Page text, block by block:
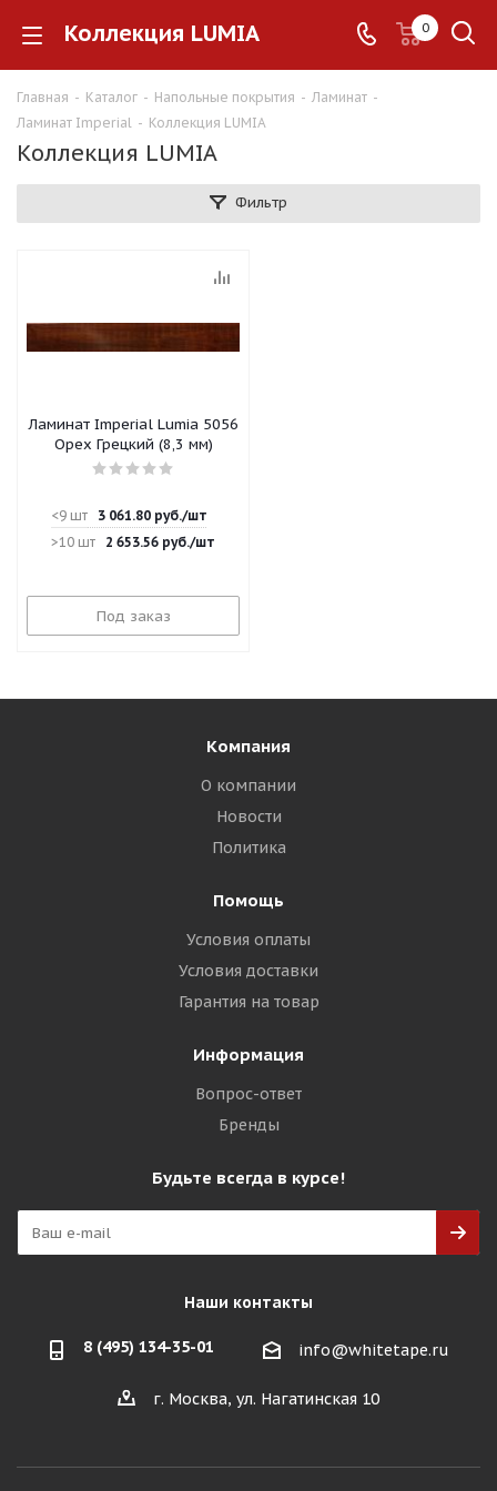
Коллекция LUMIA 0
Главная - Каталог - Напольные покрытия - Ламинат -
Ламинат Imperial - Коллекция LUMIA
Коллекция LUMIA
Фильтр
Ламинат Imperial Lumia 5056
Орех Грецкий (8,3 мм)
<9 шт 3 061.80 руб./шт
>10 шт
2 653.56 руб./шт
Под заказ
Компания
О компании
Новости
Политика
Помощь
Условия оплаты
Условия доставки
Гарантия на товар
Информация
Вопрос-ответ
Бренды
Будьте всегда в курсе!
Наши контакты
8 (495) 134-35-01 info@whitetape.ru
г. Москва, ул. Нагатинская 10